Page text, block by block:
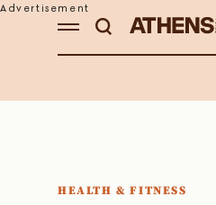
HEALTH & FITNESS